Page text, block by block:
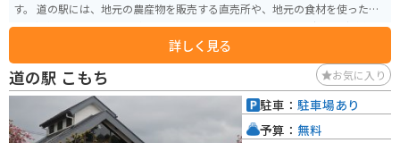
す。 道の駅には、地元の農産物を販売する直売所や、地元の食材を使った料
理を提供するレストランがあります。特におすすめは、地元で採れた新鮮な
野菜を使った天ぷらが味わえる「天ぷらの里」です。また、併設されている
「中山ふるさと館」では、地元の歴史や文化について学ぶことができます。
バイクで訪れる場合、道の駅には広くて停めやすい駐車場が完備されていま
す。周辺には、尾瀬や日光などへのツーリングルートも充実しており、休憩
場所としても最適です。春には桜、秋には紅葉と、四季折々の美しい景色を
楽しむことができます。 道の駅 中山盆地を訪れた際には、ぜひ地元の名産品
詳しく見る
道の駅 こもち お気に入り
駐車： 駐車場あり
予算： 無料